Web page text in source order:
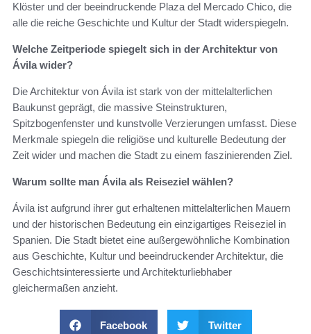
Klöster und der beeindruckende Plaza del Mercado Chico, die
alle die reiche Geschichte und Kultur der Stadt widerspiegeln.
Welche Zeitperiode spiegelt sich in der Architektur von
Ávila wider?
Die Architektur von Ávila ist stark von der mittelalterlichen
Baukunst geprägt, die massive Steinstrukturen,
Spitzbogenfenster und kunstvolle Verzierungen umfasst. Diese
Merkmale spiegeln die religiöse und kulturelle Bedeutung der
Zeit wider und machen die Stadt zu einem faszinierenden Ziel.
Warum sollte man Ávila als Reiseziel wählen?
Ávila ist aufgrund ihrer gut erhaltenen mittelalterlichen Mauern
und der historischen Bedeutung ein einzigartiges Reiseziel in
Spanien. Die Stadt bietet eine außergewöhnliche Kombination
aus Geschichte, Kultur und beeindruckender Architektur, die
Geschichtsinteressierte und Architekturliebhaber
gleichermaßen anzieht.
Facebook Twitter